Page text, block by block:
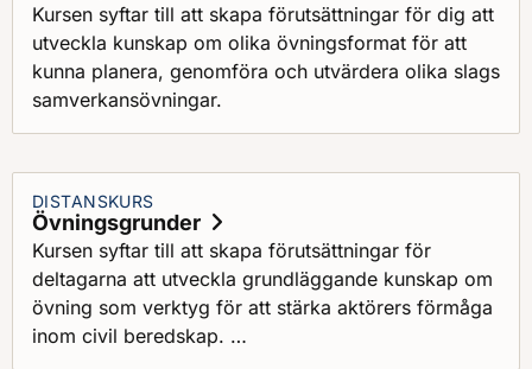
Kursen syftar till att skapa förutsättningar för dig att
utveckla kunskap om olika övningsformat för att
kunna planera, genomföra och utvärdera olika slags
samverkansövningar.
DISTANSKURS
Övningsgrunder
Kursen syftar till att skapa förutsättningar för
deltagarna att utveckla grundläggande kunskap om
övning som verktyg för att stärka aktörers förmåga
inom civil beredskap.